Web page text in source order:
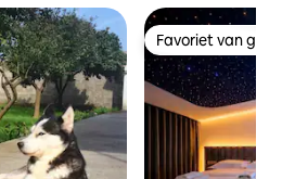
Favoriet van
Favoriet van